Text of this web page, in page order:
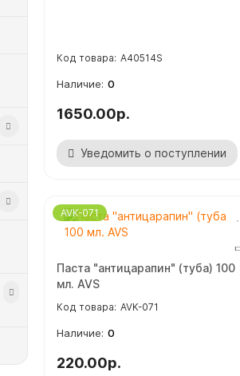
A40514S
0
1650.00р.
Уведомить о поступлении
AVK-071
Паста "антицарапин" (туба) 100
мл. AVS
AVK-071
0
220.00р.